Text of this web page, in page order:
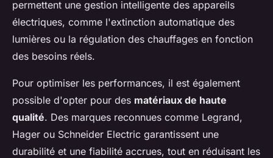
permettent une gestion intelligente des appareils
électriques, comme l'extinction automatique des
lumières ou la régulation des chauffages en fonction
des besoins réels.
Pour optimiser les performances, il est également
possible d'opter pour des matériaux de haute
qualité. Des marques reconnues comme Legrand,
Hager ou Schneider Electric garantissent une
durabilité et une fiabilité accrues, tout en réduisant les